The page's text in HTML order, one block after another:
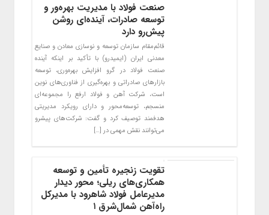
صنعت فولاد با مدیریت بهره‌ور و
توسعه صادرات، آینده‌ای روشن
پیش‌رو دارد
قائم‌مقام سازمان توسعه و نوسازی معادن و صنایع
معدنی ایران (ایمیدرو) با تأکید بر اینکه آینده
صنعت فولاد در گرو افزایش بهره‌وری، توسعه
بازارهای صادراتی و بهره‌گیری از فناوری‌های نوین
است، شرکت آهن و فولاد ارفع را مجموعه‌ای
منسجم، توسعه‌محور و دارای رویکرد مدیریتی
هدفمند توصیف کرد و گفت: شرکت‌های پیشرو
می‌توانند نقش مهمی در […]
تقویت زنجیره تأمین و توسعه
همکاری‌های ریلی؛ محور دیدار
مدیرعامل فولاد شاهرود با مدیرکل
راه‌آهن شمال‌شرق ۱